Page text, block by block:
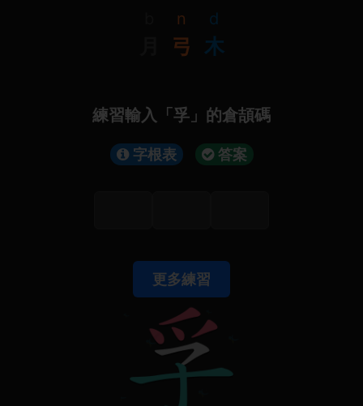
n
弓
d
木
練習輸入「孚」的倉頡碼
字根表 答案
更多練習